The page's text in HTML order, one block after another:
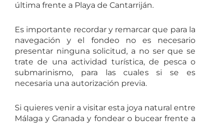
última frente a Playa de Cantarriján.
Es importante recordar y remarcar que para la
navegación y el fondeo no es necesario
presentar ninguna solicitud, a no ser que se
trate de una actividad turística, de pesca o
submarinismo, para las cuales si se es
necesaria una autorización previa.
Si quieres venir a visitar esta joya natural entre
Málaga y Granada y fondear o bucear frente a